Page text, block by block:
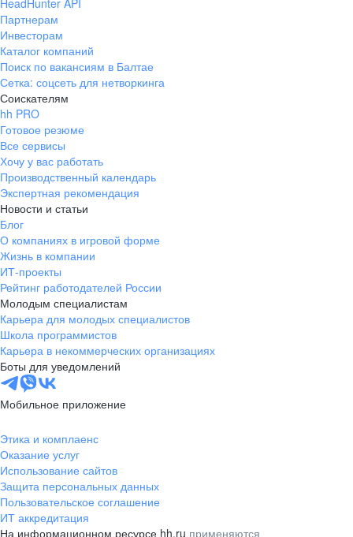
HeadHunter API
Партнерам
Инвесторам
Каталог компаний
Поиск по вакансиям в Балтае
Сетка: соцсеть для нетворкинга
Соискателям
hh PRO
Готовое резюме
Все сервисы
Хочу у вас работать
Производственный календарь
Экспертная рекомендация
Новости и статьи
Блог
О компаниях в игровой форме
Жизнь в компании
ИТ-проекты
Рейтинг работодателей России
Молодым специалистам
Карьера для молодых специалистов
Школа программистов
Карьера в некоммерческих организациях
Боты для уведомлений
Мобильное приложение
Этика и комплаенс
Оказание услуг
Использование сайтов
Защита персональных данных
Пользовательское соглашение
ИТ аккредитация
На информационном ресурсе hh.ru применяются